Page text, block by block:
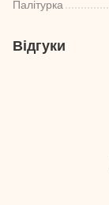
Палітурка
Відгуки